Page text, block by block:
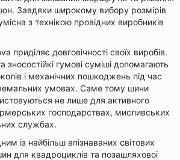
Завдяки широкому вибору розмірів
з технікою провідних виробників
приділяє довговічності своїх виробів.
зносостійкі гумові суміші допомагають
і механічних пошкоджень під час
умовах. Саме тому шини
не лише для активного
господарствах, мисливських
службах.
із найбільш впізнаваних світових
для квадроциклів та позашляхової